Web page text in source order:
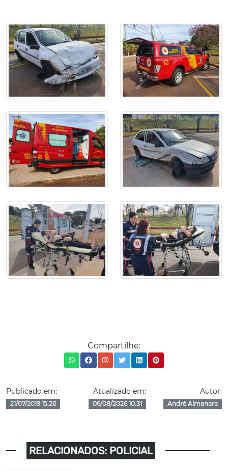
Compartilhe:
Publicado em:
21/07/2019 15:26
Atualizado em:
06/08/2026 10:31
Autor:
André Almenara
RELACIONADOS: POLICIAL